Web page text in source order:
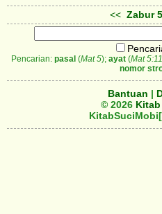
<< Zabur
Pencarian: pasal(Mat 5); ayat(Mat 5:11
nomor
Bantuan |
© 2026